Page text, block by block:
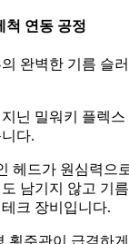
척 연동 공정
완벽한 기름 슬
닌 밀워키 플렉스
다.
헤드가 원심력으
남기지 않고 기름
크 장비입니다.
횡주관이 급격하게